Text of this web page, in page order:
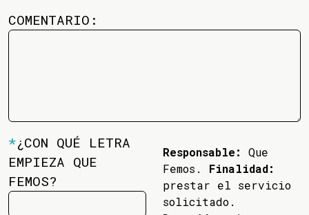
COMENTARIO:
*¿CON QUÉ LETRA
EMPIEZA QUE
FEMOS?
Responsable:
Que
Femos. Finalidad:
prestar el servicio
solicitado.